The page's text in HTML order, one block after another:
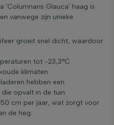
'Columnaris Glauca' haag is
vanwege zijn unieke
groeit snel dicht, waardoor
tot -23,3°C
klimaten.
hebben een
opvalt in de tuin.
cm per jaar, wat zorgt voor
de heg.